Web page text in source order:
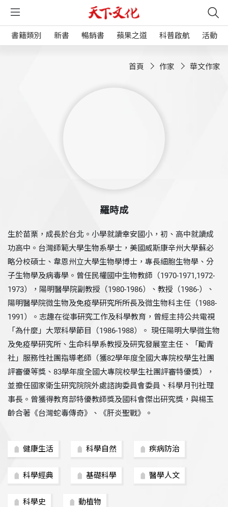
書籍類別 新書 暢銷書 蘋果之道 科普啟航 活動
首頁 作家 華文作家
羅時成
生於苗栗，成長於台北。小學就讀幸安國小，初、高中就讀成
功高中。台灣師範大學生物系學士，美國威斯康辛州大學蘇必
略分校碩士、韋恩州立大學生物學博士，專長細胞生物學、分
子生物學及病毒學。曾任民權國中生物教師（1970-1971,1972-
1973），陽明醫學院副教授（1980-1986）、教授（1986-）、
陽明醫學院微生物及免疫學研究所所長及微生物科主任（1988-
1991）。志趣在從事研究工作及科學教育，曾經主持公共電視
「為什麼」大眾科學節目（1986-1988）。 現任陽明大學微生物
及免疫學研究所、生命科學系教授及研究發展室主任、「勵青
社」服務性社團指導老師（獲82學年度全國大專院校學生社團
評審優等獎、83學年度全國大專院校學生社團評審特優獎），
並擔任國家衛生研究院院外處諮詢委員會委員、科學月刊社理
事長。曾獲得教育部特優教師獎及國科會傑出研究獎，與楊玉
齡合著《台灣蛇毒傳奇》、《肝炎聖戰》。
健康生活 科學自然 疾病防治
科學經典 基礎科學 醫學人文
科學史 動植物